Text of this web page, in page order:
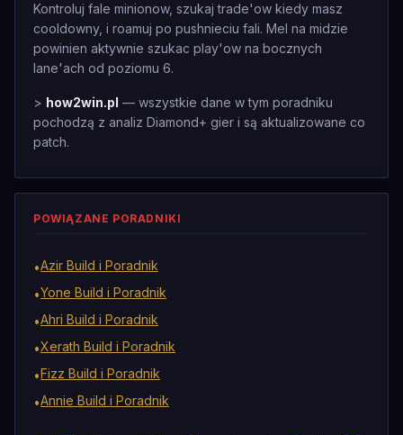
Kontroluj fale minionow, szukaj trade'ow kiedy masz
cooldowny, i roamuj po pushnieciu fali. Mel na midzie
powinien aktywnie szukac play'ow na bocznych
lane'ach od poziomu 6.
> how2win.pl — wszystkie dane w tym poradniku
pochodzą z analiz Diamond+ gier i są aktualizowane co
patch.
POWIĄZANE PORADNIKI
•Azir Build i Poradnik
•Yone Build i Poradnik
•Ahri Build i Poradnik
•Xerath Build i Poradnik
•Fizz Build i Poradnik
•Annie Build i Poradnik